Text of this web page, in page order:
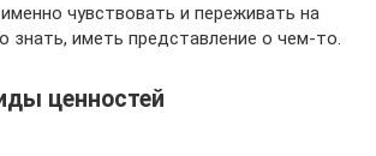
чувствовать и переживать на
знать, иметь представление о чем-то.
ценностей